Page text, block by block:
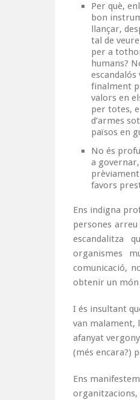
Per què,
bon
llançar,
tal de
per a
humans?
finalment
valors en
per totes,
d’armes
països en
No és
a
favors
Ens indigna
persones arreu
escandalitza
organismes
comunicació,
obtenir un
I és insultant
van malament,
afanyat
(més encara?)
Ens
organitzacions,